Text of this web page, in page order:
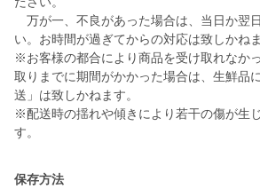
万が一、不良があった場合は、当日か翌
い。お時間が過ぎてからの対応は致しかねま
※お客様の都合により商品を受け取れなか
取りまでに期間がかかった場合は、生鮮品
送」は致しかねます。
※配送時の揺れや傾きにより若干の傷が生
保存方法